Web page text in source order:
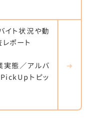
イト状況や動
ポート
実態／アルバ
トピッ